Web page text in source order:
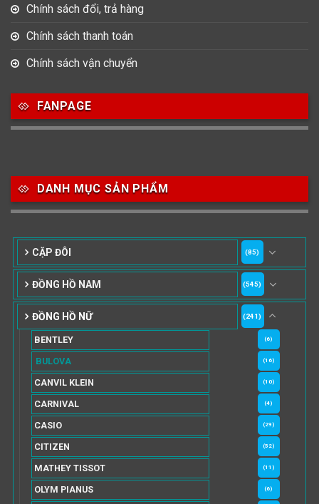
Chính sách đổi, trả hàng
Chính sách thanh toán
Chính sách vận chuyển
FANPAGE
DANH MỤC SẢN PHẨM
CẶP ĐÔI (85)
ĐỒNG HỒ NAM (545)
ĐỒNG HỒ NỮ (241)
BENTLEY (6)
BULOVA (16)
CANVIL KLEIN (10)
CARNIVAL (4)
CASIO (29)
CITIZEN (52)
MATHEY TISSOT (11)
OLYM PIANUS (6)